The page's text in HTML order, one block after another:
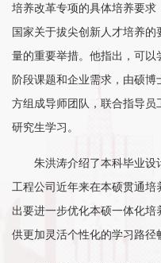
培养改革专项的具体培养要
国家关于拔尖创新人才培养
量的重要举措。他指出，可
阶段课题和企业需求，由硕
方组成导师团队，联合指导
研究生学习。
朱洪涛介绍了本科毕业设
工程公司近年来在本硕贯通
出要进一步优化本硕一体化
供更加灵活个性化的学习路径